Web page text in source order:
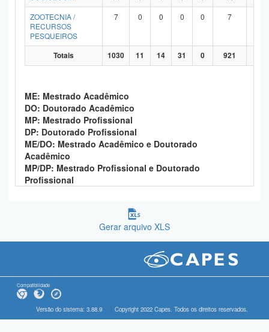
ZOOTECNIA /
RECURSOS
PESQUEIROS
7 0 0 0 0 7
Totais 1030 11 14 31 0 921
ME: Mestrado Acadêmico
DO: Doutorado Acadêmico
MP: Mestrado Profissional
DP: Doutorado Profissional
ME/DO: Mestrado Acadêmico e Doutorado
Acadêmico
MP/DP: Mestrado Profissional e Doutorado
Profissional
Gerar arquivo XLS
Compatibilidade
Versão do sistema: 3.88.9 Copyright 2022 Capes. Todos os direitos reservados.